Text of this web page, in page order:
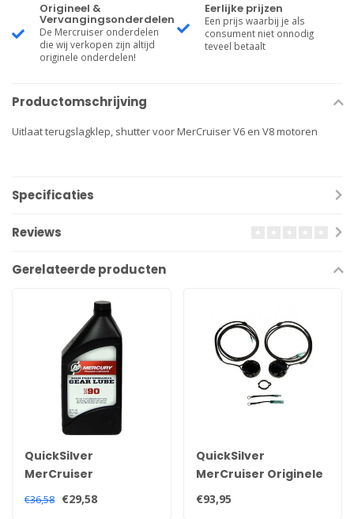
Origineel &
Vervangingsonderdelen
De Mercruiser onderdelen
die wij verkopen zijn altijd
originele onderdelen!
Eerlijke prijzen
Een prijs waarbij je als
consument niet onnodig
teveel betaalt
Productomschrijving
Uitlaat terugslagklep, shutter voor MerCruiser V6 en V8 motoren
Specificaties
Reviews
Gerelateerde producten
QuickSilver
MerCruiser
Quicksilver high
performance
€36,58 €29,58
QuickSilver
MerCruiser Originele
trim sensor en
zender kit voor alle
€93,95